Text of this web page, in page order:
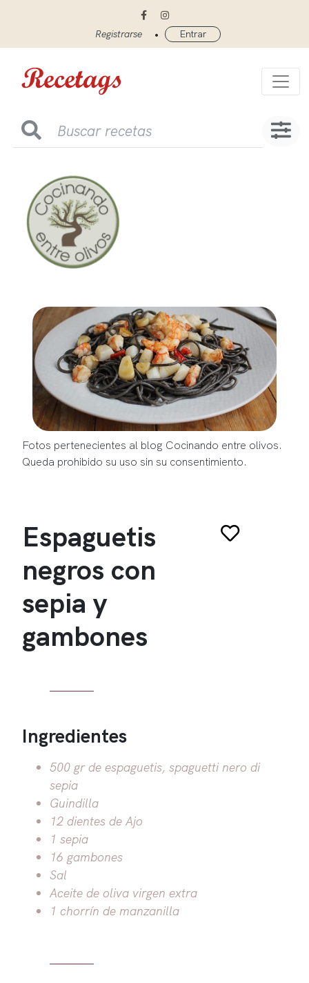
Registrarse • Entrar
Fotos pertenecientes al blog Cocinando entre olivos.
Queda prohibido su uso sin su consentimiento.
Espaguetis
negros con
sepia y
gambones
Ingredientes
500 gr de espaguetis, spaguetti nero di
sepia
Guindilla
12 dientes de Ajo
1 sepia
16 gambones
Sal
Aceite de oliva virgen extra
1 chorrín de manzanilla